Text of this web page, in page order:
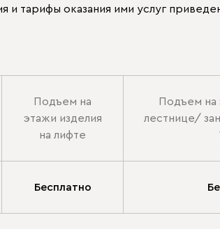
и тарифы оказания ими услуг
Подъем на
этажи изделия
на лифте
Подъем на
лестнице/
Бесплатно